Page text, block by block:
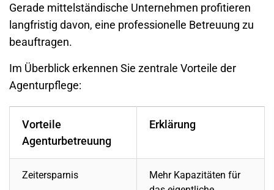
Gerade mittelständische Unternehmen profitieren
langfristig davon, eine professionelle Betreuung zu
beauftragen.
Im Überblick erkennen Sie zentrale Vorteile der
Agenturpflege:
Vorteile
Agenturbetreuung
Erklärung
Zeitersparnis
Mehr Kapazitäten für